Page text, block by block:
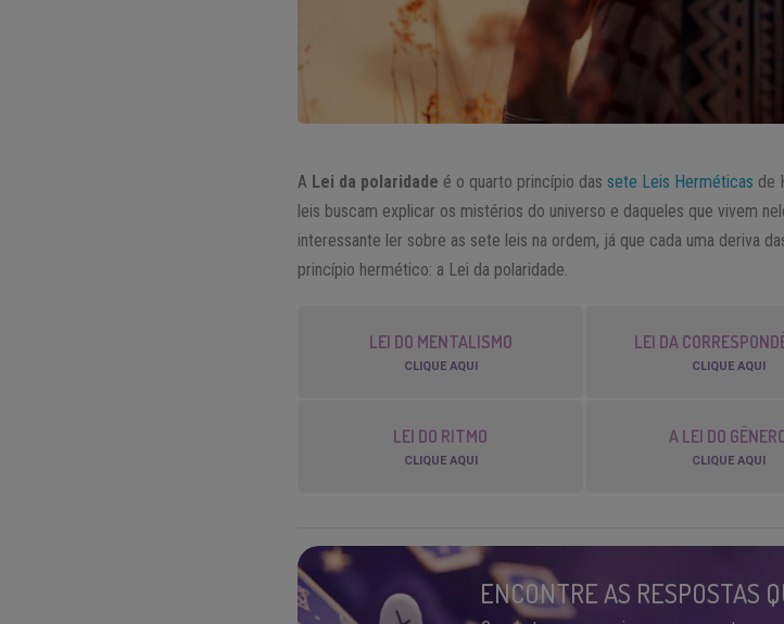
A Lei da polaridade é o quarto princípio dassete Leis Herméticas de
leis buscam explicar os mistérios do universo e daqueles que vivem
interessante ler sobre as sete leis na ordem, já que cada uma deriva
princípio hermético: a Lei da polaridade.
LEI DO MENTALISMO
CLIQUE AQUI
LEI DA
CLIQUE AQUI
LEI DO RITMO
CLIQUE AQUI
A LEI DO
CLIQUE AQUI
ENCONTRE AS RESPOSTAS